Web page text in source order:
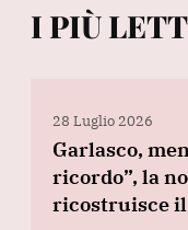
I PIÙ
28 Luglio 2026
Garlasco,
ricordo”, la
ricostruisce